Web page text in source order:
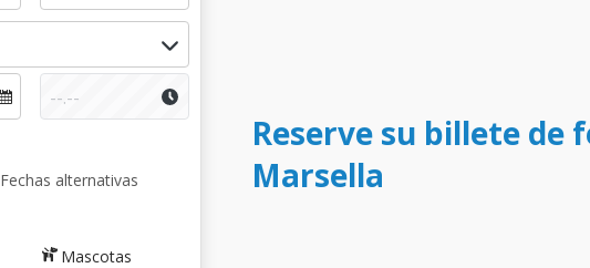
Fechas alternativas
Mascotas
Reserve su billete de
Marsella